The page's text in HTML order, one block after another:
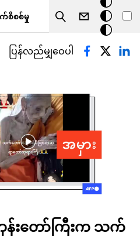
စိစစ်မှု
Search
မှောင်
မုဒ်
ပြန်လည်မျှဝေပါ
န်းတော်ကြီးက သက်